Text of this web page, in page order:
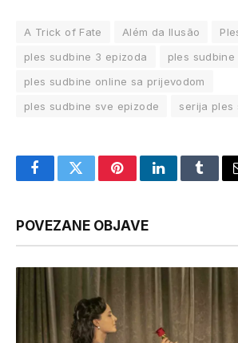
A Trick of Fate Além da Ilusão
ples sudbine 3 epizoda
ples
ples sudbine online sa prijevodom
ples sudbine sve epizode
serija ples
FacebookTwitterPinterestLinkedIn
POVEZANE OBJAVE